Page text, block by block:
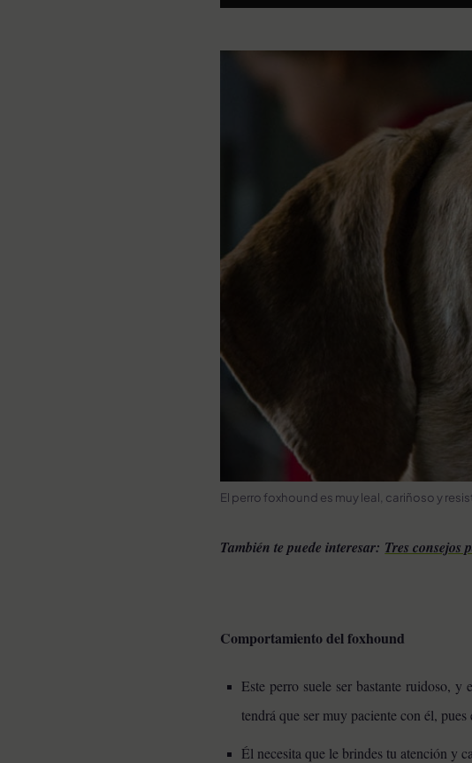
El perro foxhound es muy leal, cariñoso y
También te puede interesar: Tres consejos
Comportamiento del foxhound
Este perro suele ser bastante ruidoso, y
tendrá que ser muy paciente con él, pues
Él necesita que le brindes tu atención y